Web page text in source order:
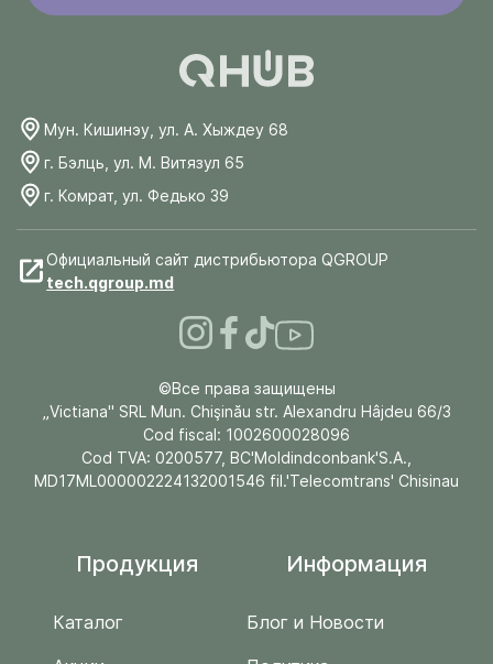
Мун. Кишинэу, ул. А. Хыждеу 68
г. Бэлць, ул. М. Витязул 65
г. Комрат, ул. Федько 39
Официальный сайт дистрибьютора QGROUP
tech.qgroup.md
©Все права защищены
„Victiana" SRL Mun. Chişinău str. Alexandru Hâjdeu 66/3
Cod fiscal: 1002600028096
Cod TVA: 0200577, BC'Moldindconbank'S.A.,
MD17ML000002224132001546 fil.'Telecomtrans' Chisinau
Продукция
Каталог
Информация
Блог и Новости